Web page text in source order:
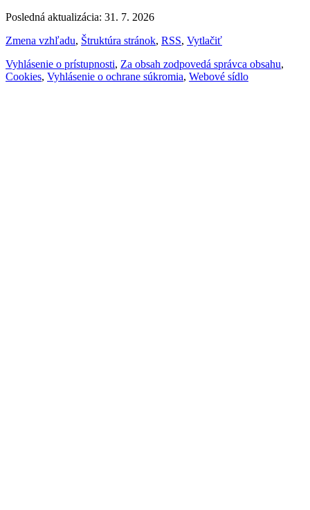
Posledná aktualizácia: 31. 7. 2026
Zmena vzhľadu, Štruktúra stránok, RSS, Vytlačiť
Vyhlásenie o prístupnosti, Za obsah zodpovedá správca obsahu,
Cookies, Vyhlásenie o ochrane súkromia, Webové sídlo